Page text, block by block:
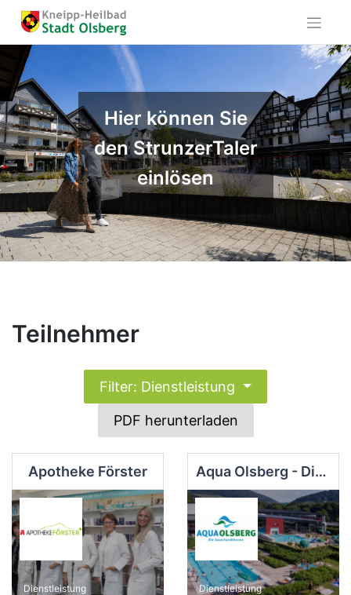
content
Hier können Sie
den StrunzerTaler
einlösen
Teilnehmer
Filter: Dienstleistung
PDF herunterladen
Apotheke Förster
Dienstleistung
Aqua Olsberg - Die Sauerlandtherme
Dienstleistung